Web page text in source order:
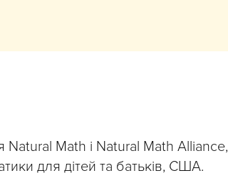
Math і Natural Math Alliance,
для дітей та батьків, США.